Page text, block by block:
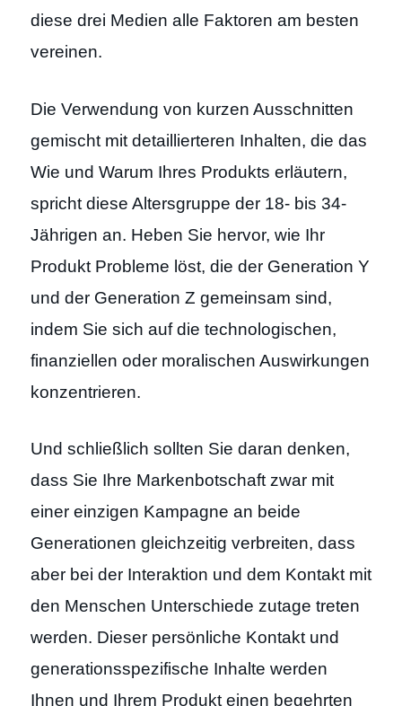
diese drei Medien alle Faktoren am besten
vereinen.
Die Verwendung von kurzen Ausschnitten
gemischt mit detaillierteren Inhalten, die das
Wie und Warum Ihres Produkts erläutern,
spricht diese Altersgruppe der 18- bis 34-
Jährigen an. Heben Sie hervor, wie Ihr
Produkt Probleme löst, die der Generation Y
und der Generation Z gemeinsam sind,
indem Sie sich auf die technologischen,
finanziellen oder moralischen Auswirkungen
konzentrieren.
Und schließlich sollten Sie daran denken,
dass Sie Ihre Markenbotschaft zwar mit
einer einzigen Kampagne an beide
Generationen gleichzeitig verbreiten, dass
aber bei der Interaktion und dem Kontakt mit
den Menschen Unterschiede zutage treten
werden. Dieser persönliche Kontakt und
generationsspezifische Inhalte werden
Ihnen und Ihrem Produkt einen begehrten